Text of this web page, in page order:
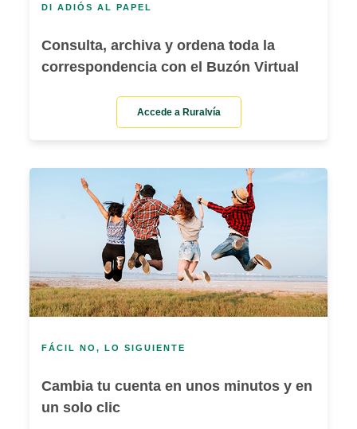
DI ADIÓS AL PAPEL
Consulta, archiva y ordena toda la
correspondencia con el Buzón Virtual
Accede a Ruralvía
FÁCIL NO, LO SIGUIENTE
Cambia tu cuenta en unos minutos y en
un solo clic